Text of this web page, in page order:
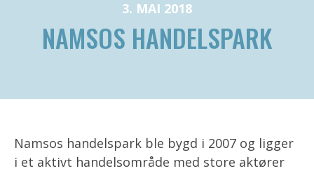
3. MAI 2018
NAMSOS HANDELSPARK
Namsos handelspark ble bygd i 2007 og ligger
i et aktivt handelsområde med store aktører